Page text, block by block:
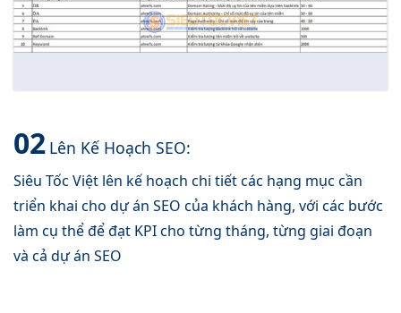
02 Lên Kế Hoạch SEO:
Siêu Tốc Việt lên kế hoạch chi tiết các hạng mục cần
triển khai cho dự án SEO của khách hàng, với các bước
làm cụ thể để đạt KPI cho từng tháng, từng giai đoạn
và cả dự án SEO